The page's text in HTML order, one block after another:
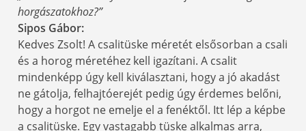
horgászatokhoz?”
Sipos Gábor:
Kedves Zsolt! A csalitüske méretét elsősorban a csali
és a horog méretéhez kell igazítani. A csalit
mindenképp úgy kell kiválasztani, hogy a jó akadást
ne gátolja, felhajtóerejét pedig úgy érdemes belőni,
hogy a horgot ne emelje el a fenéktől. Itt lép a képbe
a csalitüske. Egy vastagabb tüske alkalmas arra,